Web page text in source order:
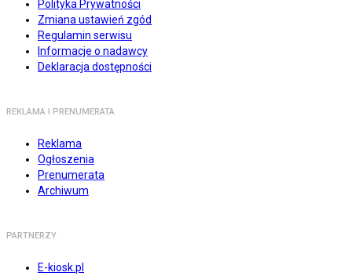
Polityka Prywatności
Zmiana ustawień zgód
Regulamin serwisu
Informacje o nadawcy
Deklaracja dostępności
REKLAMA I PRENUMERATA
Reklama
Ogłoszenia
Prenumerata
Archiwum
PARTNERZY
E-kiosk.pl